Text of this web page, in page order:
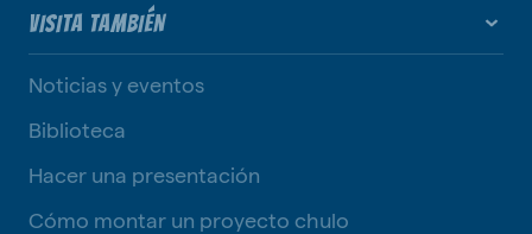
VISITA TAMBIÉN
Noticias y eventos
Biblioteca
Hacer una presentación
Cómo montar un proyecto chulo